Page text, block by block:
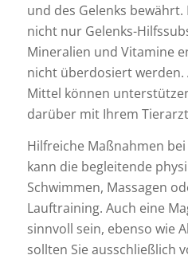
und des Gelenks
nicht nur Gelenks-
Mineralien und Vitamine
nicht überdosiert
Mittel können
darüber mit Ihrem
Hilfreiche Maßnahmen
kann die begleitende
Schwimmen, Massagen
Lauftraining. Auch eine
sinnvoll sein, ebenso wie
sollten Sie ausschließlich